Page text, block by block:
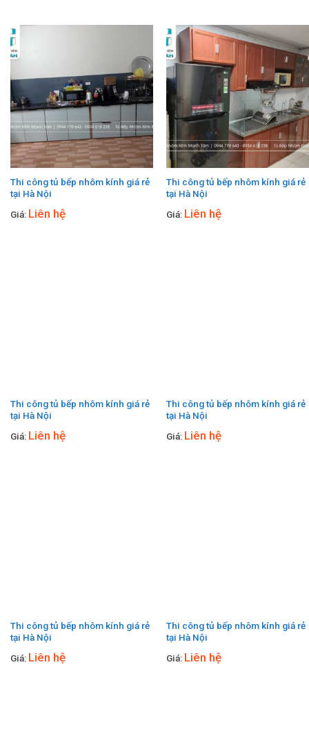
Thi công tủ bếp nhôm kính giá rẻ
tại Hà Nội
Giá: Liên hệ
Thi công tủ bếp nhôm kính giá rẻ
tại Hà Nội
Giá: Liên hệ
Thi công tủ bếp nhôm kính giá rẻ
tại Hà Nội
Giá: Liên hệ
Thi công tủ bếp nhôm kính giá rẻ
tại Hà Nội
Giá: Liên hệ
Thi công tủ bếp nhôm kính giá rẻ
tại Hà Nội
Giá: Liên hệ
Thi công tủ bếp nhôm kính giá rẻ
tại Hà Nội
Giá: Liên hệ